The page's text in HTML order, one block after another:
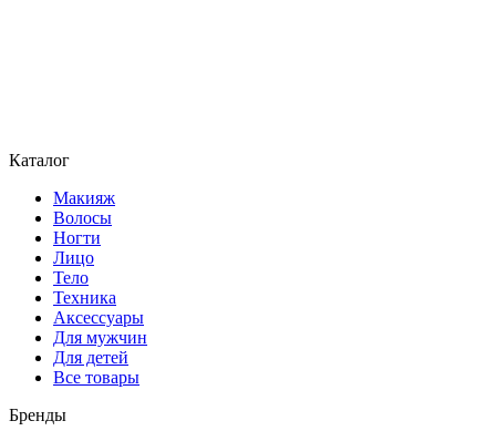
Каталог
Макияж
Волосы
Ногти
Лицо
Тело
Техника
Аксессуары
Для мужчин
Для детей
Все товары
Бренды